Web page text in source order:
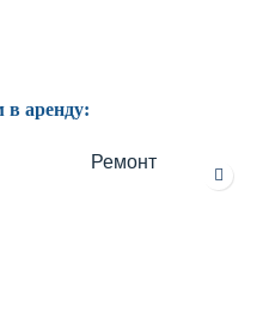
в аренду:
Ремонт